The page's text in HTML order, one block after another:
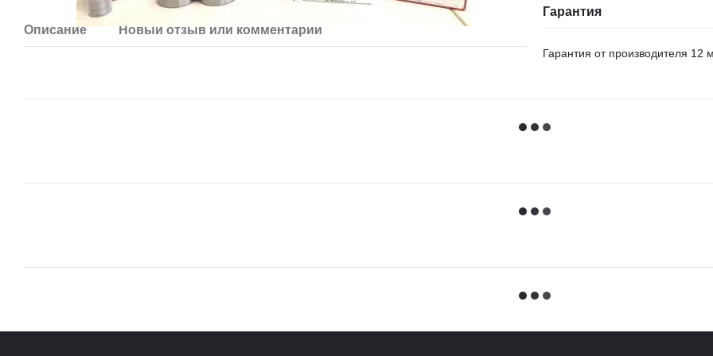
Описание Новый отзыв или комментарий
Гарантия
Гарантия от производителя 12